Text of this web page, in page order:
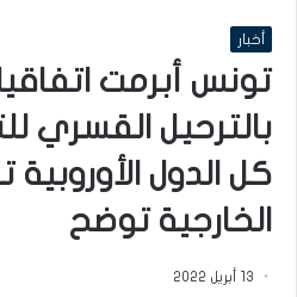
أخبار
تونس أبرمت
بالترحيل القسري
كل الدول الأوروبية
الخارجية توضح
13 أبريل 2022